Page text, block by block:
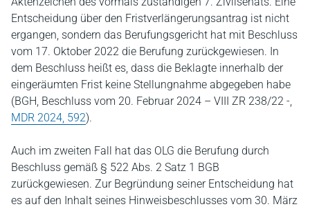
Entscheidung über den Fristverlängerungsantrag ist nicht
ergangen, sondern das Berufungsgericht hat mit Beschluss
vom 17. Oktober 2022 die Berufung zurückgewiesen. In
dem Beschluss heißt es, dass die Beklagte innerhalb der
eingeräumten Frist keine Stellungnahme abgegeben habe
(BGH, Beschluss vom 20. Februar 2024 – VIII ZR 238/22 -,
MDR 2024, 592).
Auch im zweiten Fall hat das OLG die Berufung durch
Beschluss gemäß § 522 Abs. 2 Satz 1 BGB
zurückgewiesen. Zur Begründung seiner Entscheidung hat
es auf den Inhalt seines Hinweisbeschlusses vom 30. März